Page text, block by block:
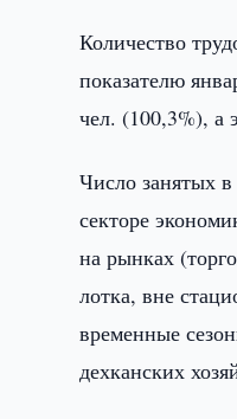
Количество
показателю
чел. (100,3%), а
Число занятых
секторе
на рынках
лотка, вне
временные
дехканских